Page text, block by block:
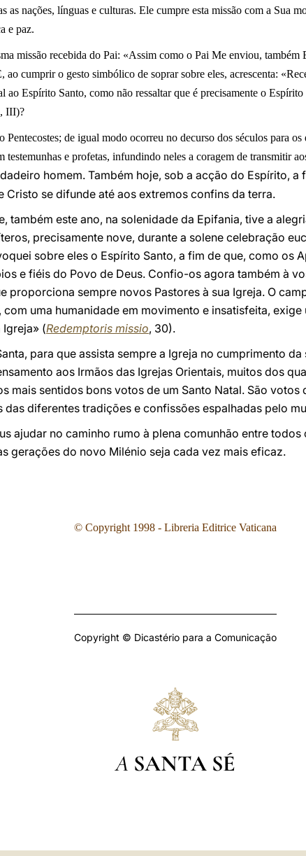
as nações, línguas e culturas. Ele cumpre esta missão com a Sua
e paz.
missão recebida do Pai: «Assim como o Pai Me enviou, também
ao cumprir o gesto simbólico de soprar sobre eles, acrescenta:
ao Espírito Santo, como não ressaltar que é precisamente o
, III)?
Pentecostes; de igual modo ocorreu no decurso dos séculos para
testemunhas e profetas, infundindo neles a coragem de transmitir
homem. Também hoje, sob a acção do Espírito, a
Cristo se difunde até aos extremos confins da terra.
também este ano, na solenidade da Epifania, tive a
precisamente nove, durante a solene celebração
sobre eles o Espírito Santo, a fim de que, como os
e fiéis do Povo de Deus. Confio-os agora também à
proporciona sempre novos Pastores à sua Igreja. O
com uma humanidade em movimento e insatisfeita,
(Redemptoris missio, 30).
para que assista sempre a Igreja no cumprimento
aos Irmãos das Igrejas Orientais, muitos dos
mais sentidos bons votos de um Santo Natal. São
diferentes tradições e confissões espalhadas pelo
ajudar no caminho rumo à plena comunhão entre
gerações do novo Milénio seja cada vez mais eficaz.
© Copyright 1998 - Libreria Editrice Vaticana
Copyright © Dicastério para a Comunicação
A SANTA SÉ